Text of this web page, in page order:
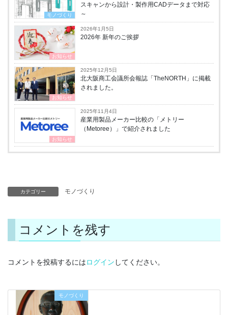
モノづくり
スキャンから設計・製作用CADデータまで対応
～
お知らせ
2026年1月5日
2026年 新年のご挨拶
お知らせ
2025年12月5日
北大阪商工会議所会報誌「TheNORTH」に掲載
されました。
お知らせ
2025年11月4日
産業用製品メーカー比較の「メトリー
（Metoree）」で紹介されました
カテゴリー モノづくり
コメントを残す
コメントを投稿するにはログイン してください。
モノづくり